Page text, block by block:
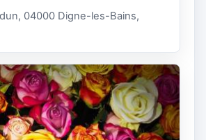
04000 Digne-les-Bains,